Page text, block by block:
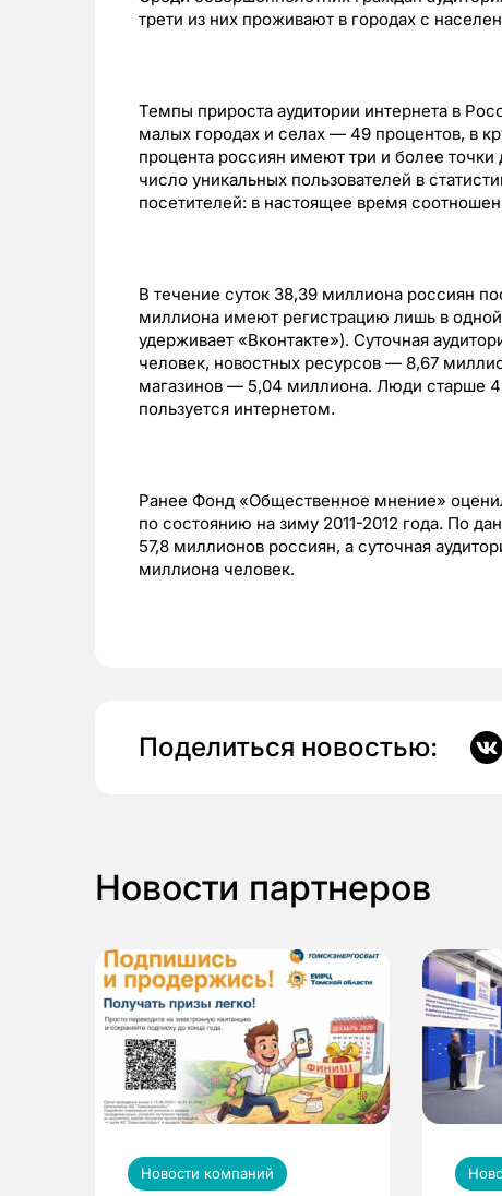
трети из них проживают в городах с
Темпы прироста аудитории интернета в
малых городах и селах — 49 процентов, в
процента россиян имеют три и более точки
число уникальных пользователей в
посетителей: в настоящее время
В течение суток 38,39 миллиона россиян
миллиона имеют регистрацию лишь в
удерживает «Вконтакте»). Суточная
человек, новостных ресурсов — 8,67
магазинов — 5,04 миллиона. Люди старше
пользуется интернетом.
Ранее Фонд «Общественное мнение»
по состоянию на зиму 2011-2012 года. По
57,8 миллионов россиян, а суточная
миллиона человек.
Поделиться новостью:
Новости партнеров
Новости компаний